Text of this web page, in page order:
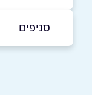
סניפים